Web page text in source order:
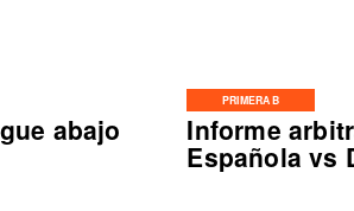
abajo
PRIMERA B
Informe
Española vs